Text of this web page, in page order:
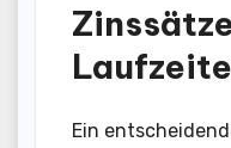
Ein